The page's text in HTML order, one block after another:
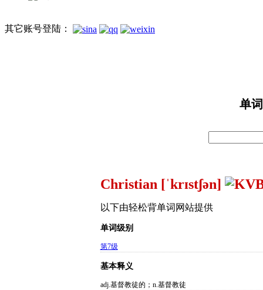
其它账号登陆：
单
Christian [ˈkrɪstʃən]
以下由轻松背单词网站提供
单词级别
第7级
基本释义
adj.基督教徒的；n.基督教徒